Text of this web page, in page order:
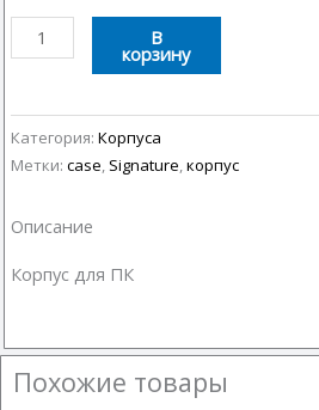
Количество
товара
Signature
E190
В
корзину
Категория: Корпуса
Метки: case, Signature,корпус
Описание
Корпус для ПК
Похожие товары